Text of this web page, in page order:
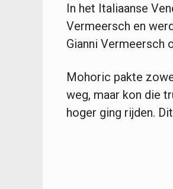
In het Italiaanse
Vermeersch en
Gianni Vermeersch
Mohoric pakte
weg, maar kon die
hoger ging rijden.